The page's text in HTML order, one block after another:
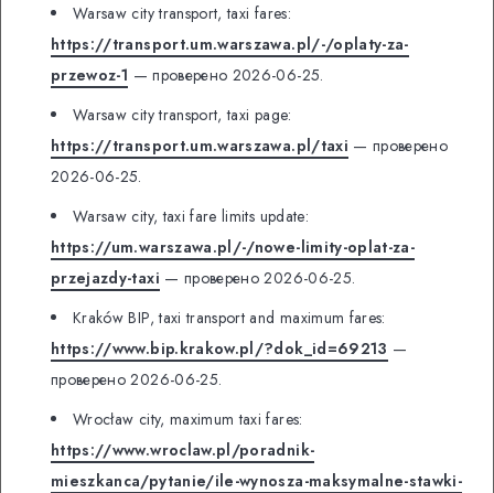
Warsaw city transport, taxi fares:
https://transport.um.warszawa.pl/-/oplaty-za-
przewoz-1 — проверено 2026-06-25.
Warsaw city transport, taxi page:
https://transport.um.warszawa.pl/taxi — проверено
2026-06-25.
Warsaw city, taxi fare limits update:
https://um.warszawa.pl/-/nowe-limity-oplat-za-
przejazdy-taxi — проверено 2026-06-25.
Kraków BIP, taxi transport and maximum fares:
https://www.bip.krakow.pl/?dok_id=69213 —
проверено 2026-06-25.
Wrocław city, maximum taxi fares:
https://www.wroclaw.pl/poradnik-
mieszkanca/pytanie/ile-wynosza-maksymalne-stawki-